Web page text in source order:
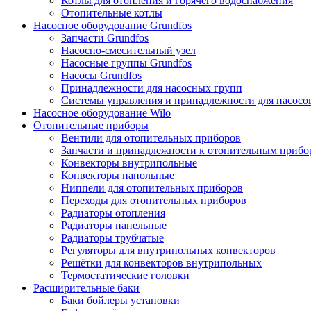
Отопительные котлы
Насосное оборудование Grundfos
Запчасти Grundfos
Насосно-смесительный узел
Насосные группы Grundfos
Насосы Grundfos
Принадлежности для насосных групп
Системы управления и принадлежности для
Насосное оборудование Wilo
Отопительные приборы
Вентили для отопительных приборов
Запчасти и принадлежности к отопительным
Конвекторы внутрипольные
Конвекторы напольные
Ниппели для отопительных приборов
Переходы для отопительных приборов
Радиаторы отопления
Радиаторы панельные
Радиаторы трубчатые
Регуляторы для внутрипольных конвекторов
Решётки для конвекторов внутрипольных
Термостатические головки
Расширительные баки
Баки бойлеры установки